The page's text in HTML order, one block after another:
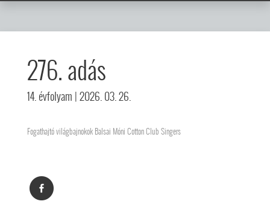
276. adás
14. évfolyam | 2026. 03. 26.
Fogathajtó világbajnokok Balsai Móni Cotton Club Singers